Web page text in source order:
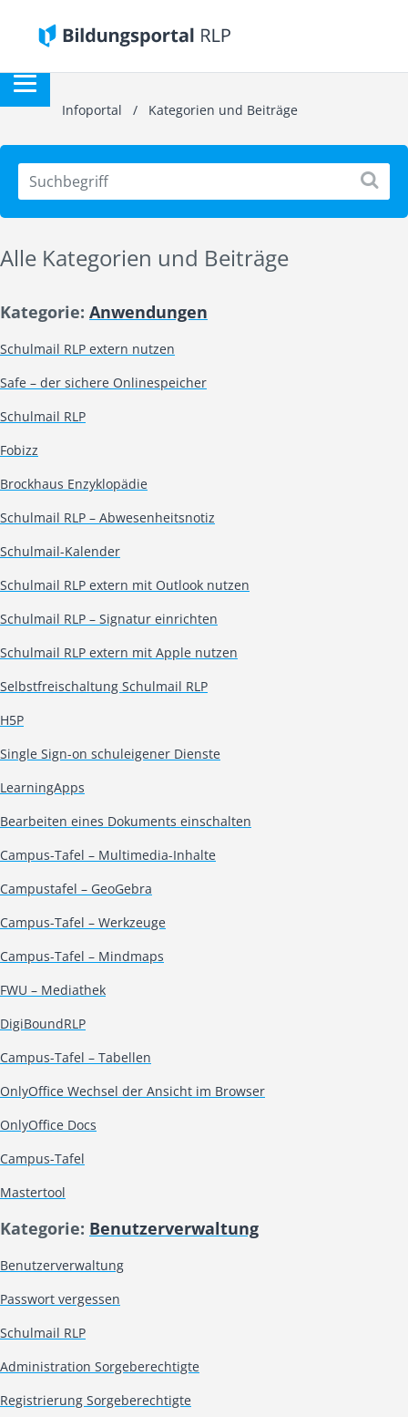
Infoportal / Kategorien und Beiträge
Alle Kategorien und Beiträge
Kategorie: Anwendungen
Schulmail RLP extern nutzen
Safe – der sichere Onlinespeicher
Schulmail RLP
Fobizz
Brockhaus Enzyklopädie
Schulmail RLP – Abwesenheitsnotiz
Schulmail-Kalender
Schulmail RLP extern mit Outlook nutzen
Schulmail RLP – Signatur einrichten
Schulmail RLP extern mit Apple nutzen
Selbstfreischaltung Schulmail RLP
H5P
Single Sign-on schuleigener Dienste
LearningApps
Bearbeiten eines Dokuments einschalten
Campus-Tafel – Multimedia-Inhalte
Campustafel – GeoGebra
Campus-Tafel – Werkzeuge
Campus-Tafel – Mindmaps
FWU – Mediathek
DigiBoundRLP
Campus-Tafel – Tabellen
OnlyOffice Wechsel der Ansicht im Browser
OnlyOffice Docs
Campus-Tafel
Mastertool
Kategorie: Benutzerverwaltung
Benutzerverwaltung
Passwort vergessen
Schulmail RLP
Administration Sorgeberechtigte
Registrierung Sorgeberechtigte